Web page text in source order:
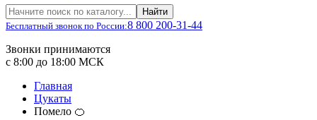
Найти
Бесплатный звонок по России:8 800 200-31-44
Звонки принимаются
с 8:00 до 18:00 МСК
Главная
Цукаты
Помело 🍊